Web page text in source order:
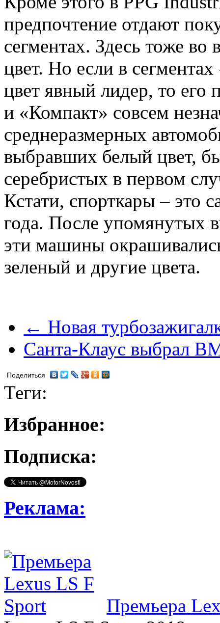
предпочтение отдают
сегментах. Здесь тоже во
цвет. Но если в
цвет явный лидер, то его
и «Компакт» совсем
среднеразмерных
выбравших белый цвет,
серебристых в первом
Кстати, спорткары – это
года. После упомянутых
эти машины
зеленый и другие цвета.
← Новая
Санта-Клаус выбрал
Поделиться
Теги:
Избранное:
Подписка:
Реклама:
Премьера